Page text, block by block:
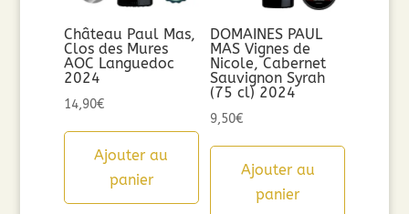
Château Paul Mas,
Clos des Mures
AOC Languedoc
2024
14,90€
Ajouter au
panier
DOMAINES PAUL
MAS Vignes de
Nicole, Cabernet
Sauvignon Syrah
(75 cl) 2024
9,50€
Ajouter au
panier